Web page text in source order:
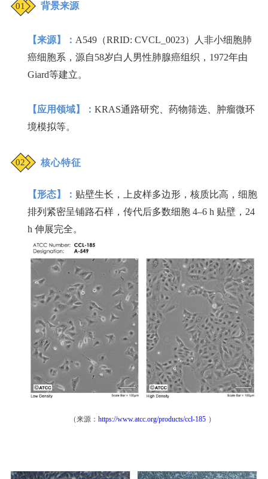
01 背景来源
【来源】： A549（RRID: CVCL_0023）人非小细胞肺
癌细胞系，源自58岁白人男性肺腺癌组织，1972年由
Giard等建立。
【应用领域】： KRAS通路研究、药物筛选、肿瘤微环
境模拟等。
02 核心特征
【形态】 ： 贴壁生长，上皮样多边形，核质比高，细胞
排列紧密呈铺路石样，传代后多数细胞 4–6 h 贴壁，24
h 伸展完全。
（来源： https://www.atcc.org/products/ccl-185 ）